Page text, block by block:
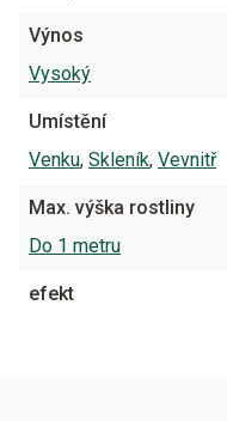
Výnos
Vysoký
Umístění
Venku, Skleník, Vevnitř
Max. výška rostliny
Do 1 metru
efekt